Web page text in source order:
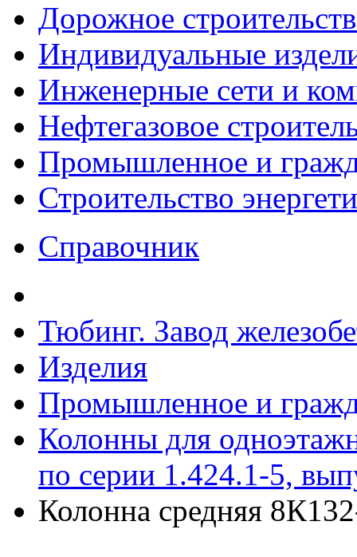
Дорожное
Индивидуальные
Инженерные сети и
Нефтегазовое
Промышленное и
Строительство
Справочник
Тюбинг. Завод
Изделия
Промышленное и
Колонны для
по серии 1.424.1-5,
Колонна средняя